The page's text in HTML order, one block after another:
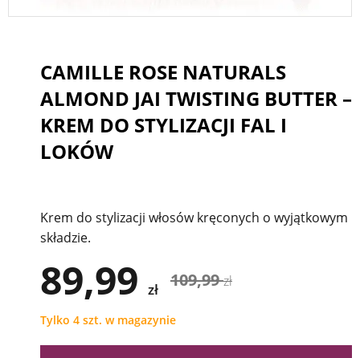
CAMILLE ROSE NATURALS
ALMOND JAI TWISTING BUTTER –
KREM DO STYLIZACJI FAL I
LOKÓW
Krem do stylizacji włosów kręconych o wyjątkowym
składzie.
89,99 zł 109,99zł
Tylko 4 szt. w magazynie